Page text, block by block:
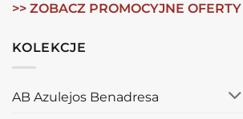
>> ZOBACZ PROMOCYJNE OFERTY
KOLEKCJE
AB Azulejos Benadresa